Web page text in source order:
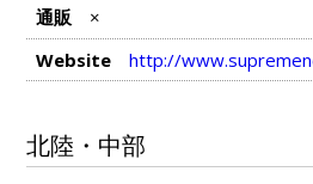
通販
×
Website
http://
北陸・中部